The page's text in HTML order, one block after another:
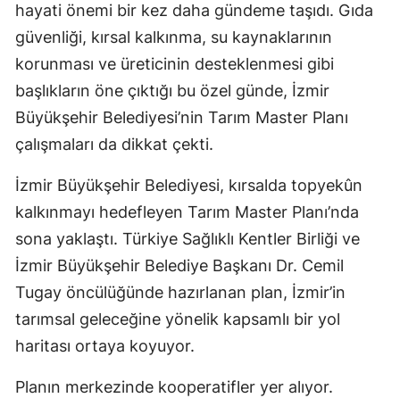
hayati önemi bir kez daha gündeme taşıdı. Gıda
güvenliği, kırsal kalkınma, su kaynaklarının
korunması ve üreticinin desteklenmesi gibi
başlıkların öne çıktığı bu özel günde, İzmir
Büyükşehir Belediyesi’nin Tarım Master Planı
çalışmaları da dikkat çekti.
İzmir Büyükşehir Belediyesi, kırsalda topyekûn
kalkınmayı hedefleyen Tarım Master Planı’nda
sona yaklaştı. Türkiye Sağlıklı Kentler Birliği ve
İzmir Büyükşehir Belediye Başkanı Dr. Cemil
Tugay öncülüğünde hazırlanan plan, İzmir’in
tarımsal geleceğine yönelik kapsamlı bir yol
haritası ortaya koyuyor.
Planın merkezinde kooperatifler yer alıyor.